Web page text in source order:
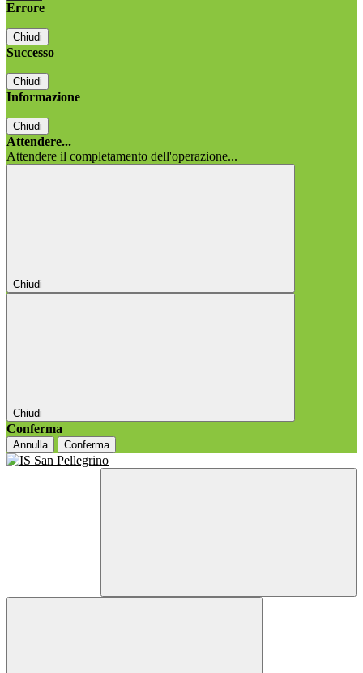
Errore
Chiudi
Successo
Chiudi
Informazione
Chiudi
Attendere...
Attendere il completamento dell'operazione...
Chiudi
Chiudi
Conferma
Annulla Conferma